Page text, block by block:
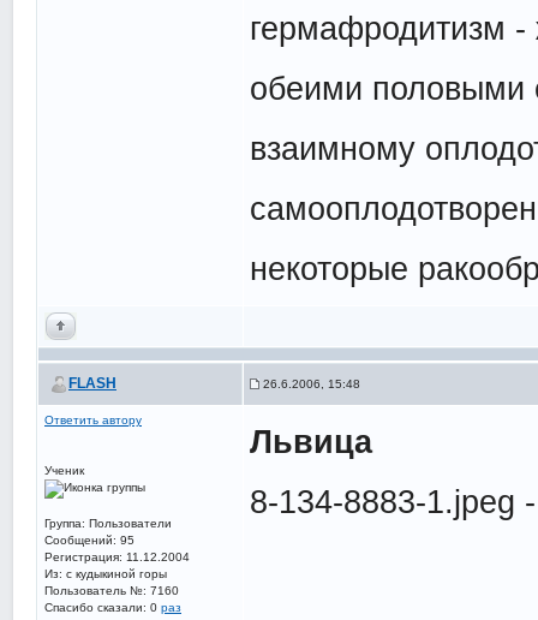
гермафродитизм
обеими половыми
взаимному
некоторые
FLASH 26.6.2006, 15:48
Ответить автору
Ученик
Группа: Пользователи
Сообщений: 95
Регистрация: 11.12.2004
Из: с кудыкиной горы
Пользователь №: 7160
Спасибо сказали: 0 раз
Львица
8-134-8883-1.jpeg